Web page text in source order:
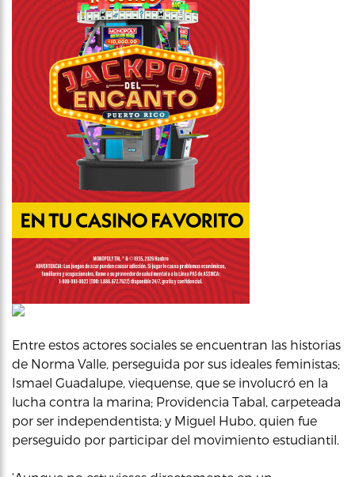
Entre estos actores sociales se encuentran las historias
de Norma Valle, perseguida por sus ideales feministas;
Ismael Guadalupe, viequense, que se involucró en la
lucha contra la marina; Providencia Tabal, carpeteada
por ser independentista; y Miguel Hubo, quien fue
perseguido por participar del movimiento estudiantil.